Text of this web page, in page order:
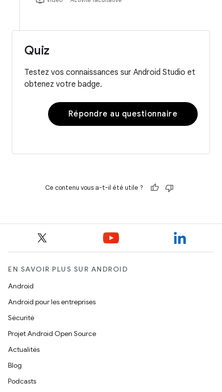
Quiz
Testez vos connaissances sur Android Studio et
obtenez votre badge.
Répondre au questionnaire
Ce contenu vous a-t-il été utile ?
EN SAVOIR PLUS SUR ANDROID
Android
Android pour les entreprises
Sécurité
Projet Android Open Source
Actualités
Blog
Podcasts